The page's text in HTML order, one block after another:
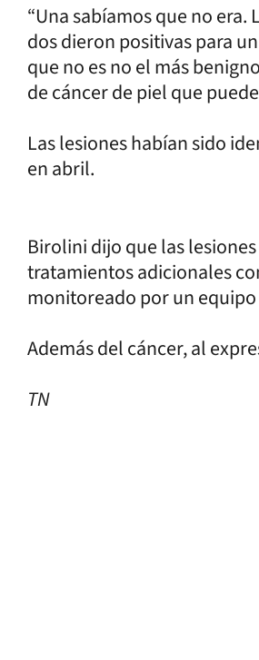
“Una sabíamos que no era.
dos dieron positivas para
que no es no el más
de cáncer de piel que
Las lesiones habían sido
en abril.
Birolini dijo que las
tratamientos adicionales
monitoreado por un
Además del cáncer, al
TN